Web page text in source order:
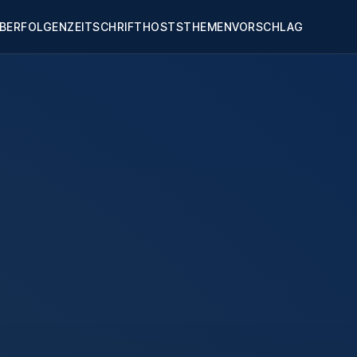
FOLGENZEITSCHRIFTHOSTSTHEMENVORSCHLAG